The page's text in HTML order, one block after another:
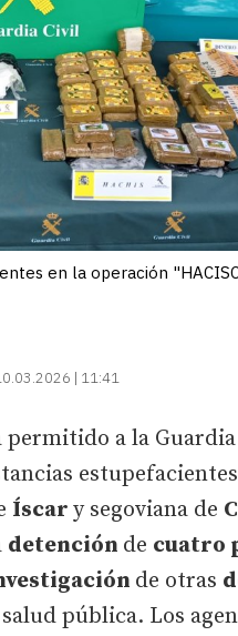
en la operación
| 11:41
permitido a la
Íscar y segoviana de
detención de cuatro
de otras
pública. Los